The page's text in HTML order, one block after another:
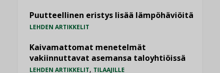
Puutteellinen eristys lisää lämpöhäviöitä
LEHDEN ARTIKKELIT
Kaivamattomat menetelmät
vakiinnuttavat asemansa taloyhtiöissä
LEHDEN ARTIKKELIT, TILAAJILLE